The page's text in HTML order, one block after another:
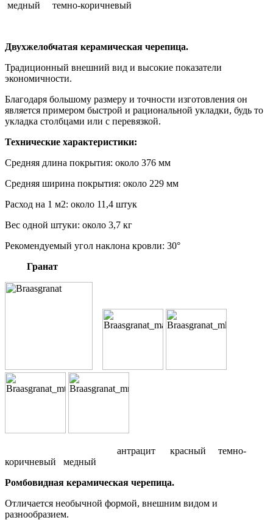
медный темно-коричневый
Двухжелобчатая керамическая черепица.
Традиционный внешний вид и высокие показатели
экономичности.
Благодаря большому размеру и точности изготовления он
является примером быстрой и рациональной укладки, будь то
укладка столбцами или с перевязкой.
Технические характеристики:
Средняя длина покрытия: около 376 мм
Средняя ширина покрытия: около 229 мм
Расход на 1 м2: около 11,4 штук
Вес одной штуки: около 3,7 кг
Рекомендуемый угол наклона кровли: 30°
Гранат
антрацит красный темно-
коричневый медный
Ромбовидная керамическая черепица.
Отличается необычной формой, внешним видом и
разнообразием.